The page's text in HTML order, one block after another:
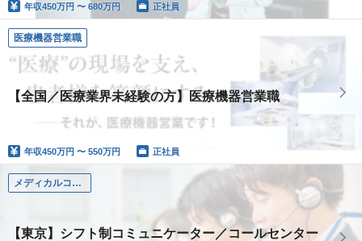
年収450万円 〜 680万円 正社員
医療機器営業職
【全国／医療業界未経験の方】医療機器営業職
年収450万円 〜 550万円 正社員
メディカルコミュニケーター（その他医療系有資格者・資格不問）
【東京】シフト制コミュニケーター／コールセンター